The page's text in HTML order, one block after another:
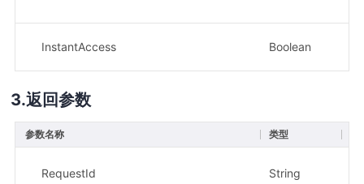
InstantAccess Boolean
返回参数
参数名称 类型
RequestId String